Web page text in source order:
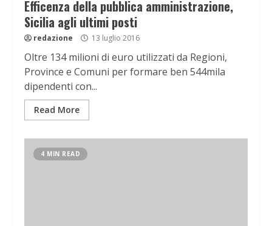
Efficenza della pubblica amministrazione,
Sicilia agli ultimi posti
redazione 13 luglio 2016
Oltre 134 milioni di euro utilizzati da Regioni,
Province e Comuni per formare ben 544mila
dipendenti con...
Read More
4 MIN READ